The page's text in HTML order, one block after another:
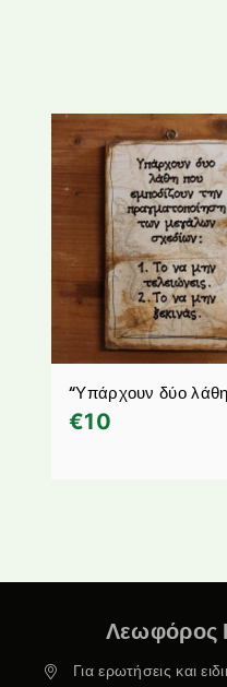
“Υπάρχουν δύο
€10
Λεωφόρος
Για ερωτήσεις και